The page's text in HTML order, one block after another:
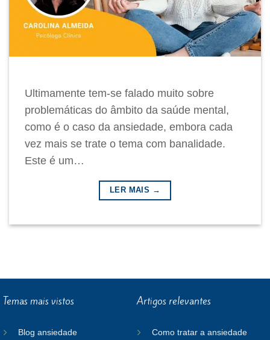
Ultimamente tem-se falado muito sobre
problemáticas do âmbito da saúde mental,
como é o caso da ansiedade, embora cada
vez mais se trate o tema com banalidade.
Este é um…
LER MAIS →
Temas mais vistos
Blog ansiedade
Artigos relevantes
Como tratar a ansiedade